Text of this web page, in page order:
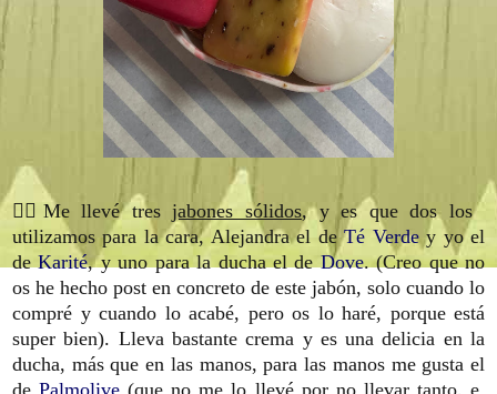
🏊‍♀️Me llevé tres jabones sólidos, y es que dos los
utilizamos para la cara, Alejandra el deTé Verdey yo el
deKarité, y uno para la ducha el deDove. (Creo que no
os he hecho post en concreto de este jabón, solo cuando lo
compré y cuando lo acabé, pero os lo haré, porque está
super bien). Lleva bastante crema y es una delicia en la
ducha, más que en las manos, para las manos me gusta el